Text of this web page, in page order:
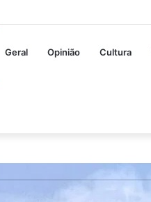
Geral Opinião Cultura